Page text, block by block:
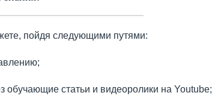
пойдя следующими путями:
обучающие статьи и видеоролики на Youtube;